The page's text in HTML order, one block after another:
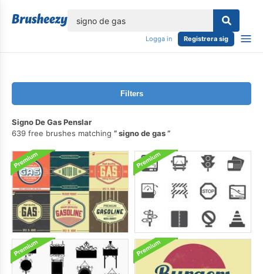
Logga in Registrera sig
Filters
Signo De Gas Penslar
639 free brushes matching
signo de gas